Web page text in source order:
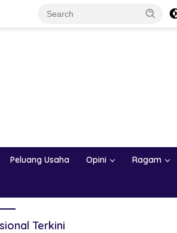
Peluang Usaha Opini Ragam
Terkini